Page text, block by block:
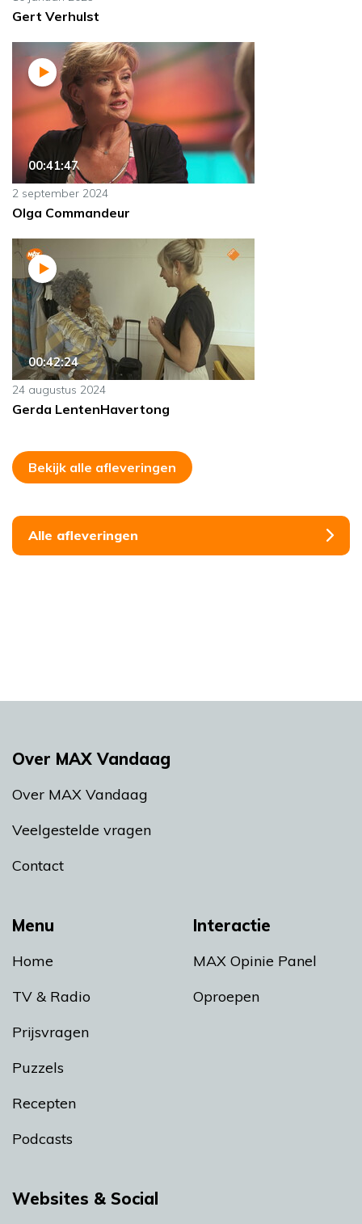
Gert Verhulst
00:41:47
2 september 2024
Olga Commandeur
00:42:24
24 augustus 2024
Gerda LentenHavertong
Bekijk alle afleveringen
Alle afleveringen
Menu
Home
TV & Radio
Prijsvragen
Puzzels
Recepten
Podcasts
Interactie
MAX Opinie Panel
Oproepen
Over MAX Vandaag
Over MAX Vandaag
Veelgestelde vragen
Contact
Websites & Social